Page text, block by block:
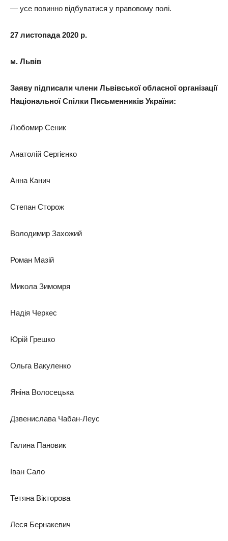
— усе повинно відбуватися у правовому полі.
27 листопада 2020 р.
м. Львів
Заяву підписали члени Львівської обласної організації
Національної Спілки Письменників України:
Любомир Сеник
Анатолій Сергієнко
Анна Канич
Степан Сторож
Володимир Захожий
Роман Мазій
Микола Зимомря
Надія Черкес
Юрій Грешко
Ольга Вакуленко
Яніна Волосецька
Дзвенислава Чабан-Леус
Галина Пановик
Іван Сало
Тетяна Вікторова
Леся Бернакевич